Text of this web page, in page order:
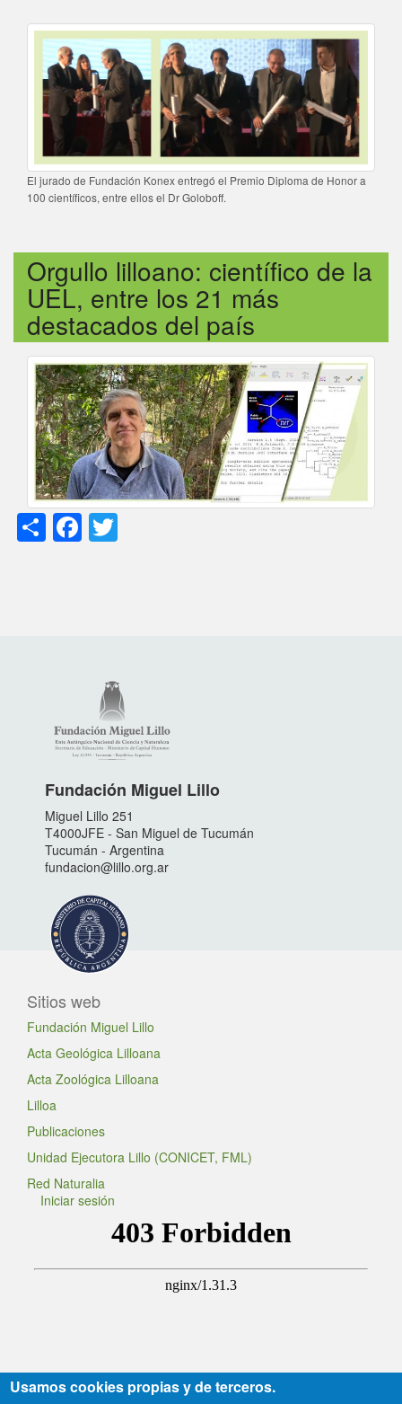
El jurado de Fundación Konex entregó el Premio Diploma de Honor a
100 científicos, entre ellos el Dr Goloboff.
Orgullo lilloano: científico de la
UEL, entre los 21 más
destacados del país
ShareFacebook
Fundación Miguel Lillo
Miguel Lillo 251
T4000JFE - San Miguel de Tucumán
Tucumán - Argentina
fundacion@lillo.org.ar
Sitios web
Fundación Miguel Lillo
Acta Geológica Lilloana
Acta Zoológica Lilloana
Lilloa
Publicaciones
Unidad Ejecutora Lillo (CONICET, FML)
Red Naturalia
Iniciar sesión
Sitio en actualización permanente.
Usamos cookies propias y de terceros.